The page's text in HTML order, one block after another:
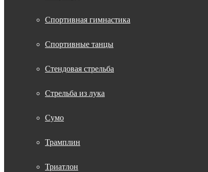
Спортивная гимнастика
Спортивные танцы
Стендовая стрельба
Стрельба из лука
Сумо
Трамплин
Триатлон